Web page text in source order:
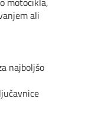
ali
najboljšo